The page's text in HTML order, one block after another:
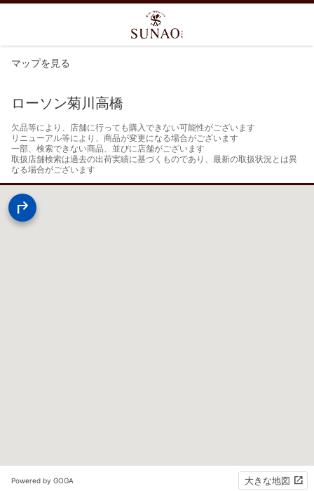
マップを見る
ローソン菊川高橋
欠品等により、店舗に行っても購入できない可能性がございます
リニューアル等により、商品が変更になる場合がございます
一部、検索できない商品、並びに店舗がございます
取扱店舗検索は過去の出荷実績に基づくものであり、最新の取扱状況とは異
なる場合がございます
Powered by GOGA 大きな地図